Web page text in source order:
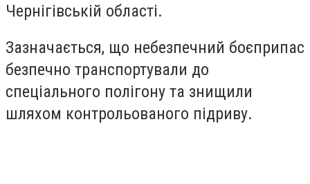
Чернігівській області.
Зазначається, що небезпечний боєприпас
безпечно транспортували до
спеціального полігону та знищили
шляхом контрольованого підриву.